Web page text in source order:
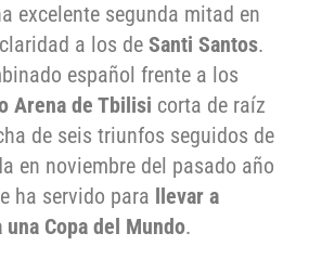
excelente segunda mitad en
a los de Santi Santos.
español frente a los
Arena de Tbilisi corta de raíz
de seis triunfos seguidos de
en noviembre del pasado año
ha servido para llevar a
una Copa del Mundo.